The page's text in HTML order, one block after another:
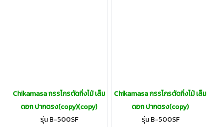
Chikamasa กรรไกรตัดกิ่งไม้ เล็ม
ดอก ปากตรง(copy)(copy)
รุ่น B-500SF
Chikamasa กรรไกรตัดกิ่งไม้ เล็ม
ดอก ปากตรง(copy)
รุ่น B-500SF